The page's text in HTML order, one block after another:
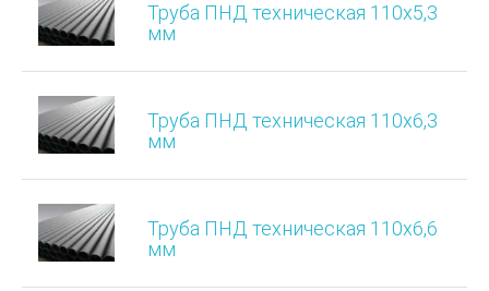
Труба ПНД техническая 110х5,3
мм
Труба ПНД техническая 110х6,3
мм
Труба ПНД техническая 110х6,6
мм